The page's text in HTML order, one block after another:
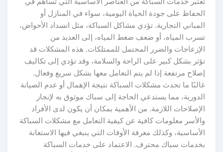
الحفاظ على جودة الحياة اليومية، سواء في المنازل أو
المباني التجارية. تؤدي مشاكل السباكة، مثل انسداد الأحواض،
تسرب المياه، أو ضعف ضغط المياه، إلى العديد من
الإزعاجات والضرر المحتمل للممتلكات. هذه المشكلات قد
تؤثر بشكل كبير على الراحة والسلامة، وقد تؤدي إلى تكاليف
إصلاح مرتفعة إذا لم يتم التعامل معها بشكل سريع وفعال.
غالبًا ما تحدث مشكلات السباكة نتيجة الإهمال أو عدم الصيانة
الدورية، مما يستدعي الحاجة إلى سباك موثوق به لإنجاز
الإصلاحات اللازمة. من الأهمية بمكان أن يكون لدى الأفراد
والأسر معلومات كافية عن كيفية التعامل مع مشكلات السباكة
الأساسية، وكذلك معرفة الأوقات التي ينبغي فيها الاستعانة
بخدمات سباك محترف. الاعتماد على خدمات السباكة